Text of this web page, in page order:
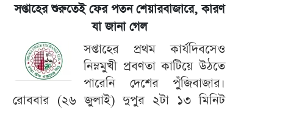
সপ্তাহের শুরুতেই ফের পতন শেয়ারবাজারে, কারণ
যা জানা গেল
সপ্তাহের প্রথম কার্যদিবসেও
নিম্নমুখী প্রবণতা কাটিয়ে উঠতে
পারেনি দেশের পুঁজিবাজার।
রোববার (২৬ জুলাই) দুপুর ২টা ১৩ মিনিট